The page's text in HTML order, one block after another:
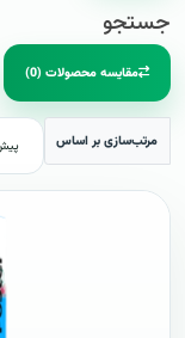
جستجو
مقایسه محصولات (0)
مرتب‌سازی بر اساس